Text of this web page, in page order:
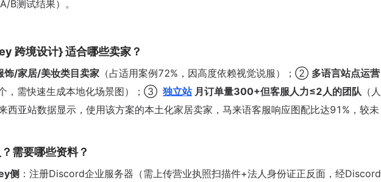
B测试结果）。
跨境设计} 适合哪些卖家？
饰/家居/美妆类目卖家 （占适用案例72%，因高度依赖视觉说服）；② 多语言站点运营
，需快速生成本地化场景图）；③ 独立站 月订单量300+但客服人力≤2人的团队 （人
西亚站数据显示，使用该方案的本土化家居卖家，马来语客服响应图配比达91%，较未
需要哪些资料？
侧 ：注册Discord企业服务器（需上传营业执照扫描件+法人身份证正反面，经Discord